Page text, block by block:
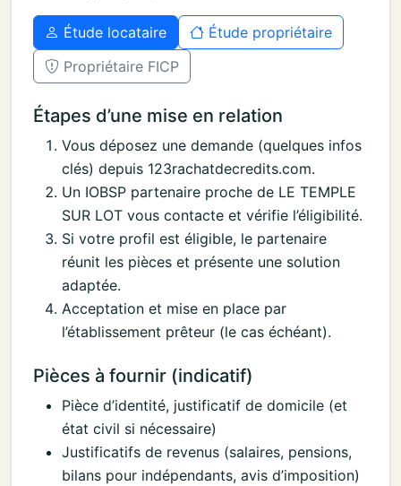
Étude locataire
Étude propriétaire
Propriétaire FICP
Étapes d’une mise en relation
Vous déposez une demande (quelques infos
clés) depuis 123rachatdecredits.com.
Un IOBSP partenaire proche de LE TEMPLE
SUR LOT vous contacte et vérifie l’éligibilité.
Si votre profil est éligible, le partenaire
réunit les pièces et présente une solution
adaptée.
Acceptation et mise en place par
l’établissement prêteur (le cas échéant).
Pièces à fournir (indicatif)
Pièce d’identité, justificatif de domicile (et
état civil si nécessaire)
Justificatifs de revenus (salaires, pensions,
bilans pour indépendants, avis d’imposition)